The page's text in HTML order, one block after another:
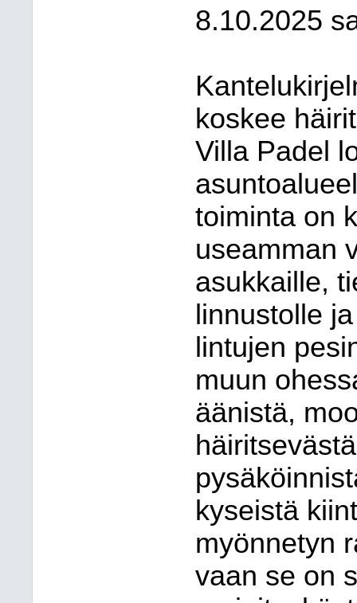
8.10.2025
koskee
Villa Padel
toiminta on
useamman
asukkaille,
linnustolle
lintujen
muun
äänistä,
kyseistä
myönnetyn
vaan se on